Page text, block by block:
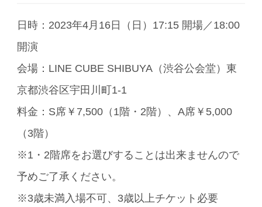
日時：2023年4月16日（日）17:15 開場／18:00
開演
会場：LINE CUBE SHIBUYA（渋谷公会堂）東
京都渋谷区宇田川町1-1
料金：S席￥7,500（1階・2階）、A席￥5,000
（3階）
※1・2階席をお選びすることは出来ませんので
予めご了承ください。
※3歳未満入場不可、3歳以上チケット必要